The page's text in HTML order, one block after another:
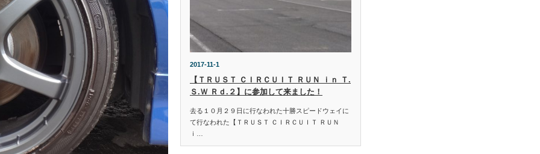
2017-11-1
【ＴＲＵＳＴ ＣＩＲＣＵＩＴ ＲＵＮ ｉｎ Ｔ.
Ｓ.Ｗ Ｒｄ.２】に参加して来ました！
去る１０月２９日に行なわれた十勝スピードウェイに
て行なわれた【ＴＲＵＳＴ ＣＩＲＣＵＩＴ ＲＵＮ
ｉ…